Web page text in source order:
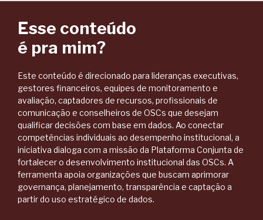
Esse conteúdo
é pra mim?
Este conteúdo é direcionado para lideranças executivas,
gestores financeiros, equipes de monitoramento e
avaliação, captadores de recursos, profissionais de
comunicação e conselheiros de OSCs que desejam
qualificar decisões com base em dados. Ao conectar
competências individuais ao desempenho institucional, a
iniciativa dialoga com a missão da Plataforma Conjunta de
fortalecer o desenvolvimento institucional das OSCs. A
ferramenta apoia organizações que buscam aprimorar
governança, planejamento, transparência e captação a
partir do uso estratégico de dados.